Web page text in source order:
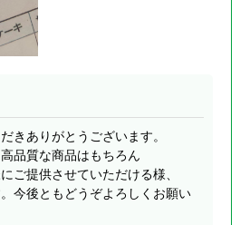
きありがとうございます。
品質な商品はもちろん
ご提供させていただける様、
今後ともどうぞよろしくお願い